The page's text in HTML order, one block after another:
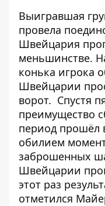
Выигравшая
провела
Швейцария
меньшинстве.
конька игрока
Швейцарии
ворот. Спустя
преимущество
период прошёл
обилием
заброшенных
Швейцарии
этот раз
отметился